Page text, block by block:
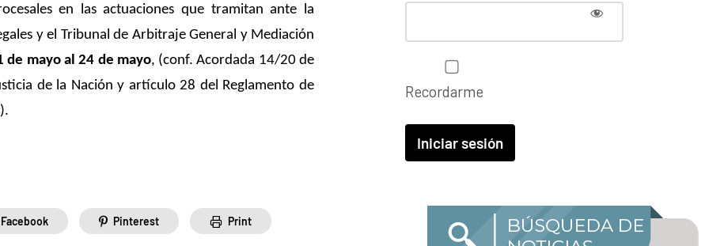
en las actuaciones que tramitan ante la
y el Tribunal de Arbitraje General y Mediación
de mayo al 24 de mayo, (conf. Acordada 14/20 de
de la Nación y artículo 28 del Reglamento de
Facebook Pinterest Print
Recordarme